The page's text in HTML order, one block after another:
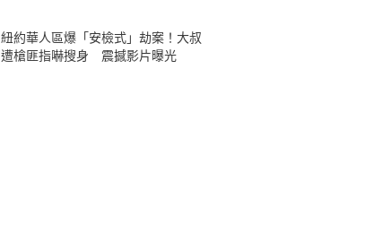
紐約華人區爆「安檢式」劫案！大叔
遭槍匪指嚇搜身 震撼影片曝光